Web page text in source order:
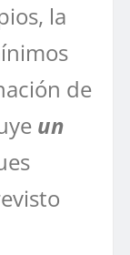
la
de
un